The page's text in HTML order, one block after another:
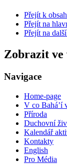
Přejít k
Přejít na
Přejít na
Zobrazit ve
Navigace
Home-page
V co Bahá’í
Příroda
Duchovní
Kalendář
Kontakty
English
Pro Média